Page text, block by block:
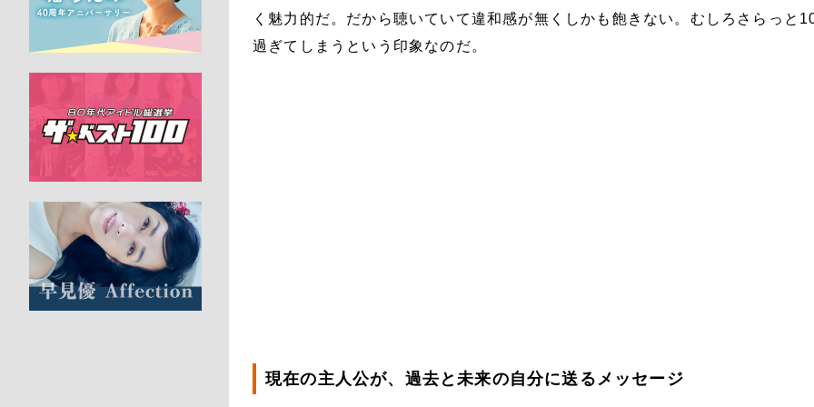
く魅力的だ。だから聴いていて違和感が無くしかも飽きない。むしろさらっと
過ぎてしまうという印象なのだ。
現在の主人公が、過去と未来の自分に送るメッセージ